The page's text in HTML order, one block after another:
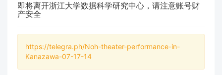
即将离开浙江大学数据科学研究中心，请注意账号财
产安全
https://telegra.ph/Noh-theater-performance-in-
Kanazawa-07-17-14